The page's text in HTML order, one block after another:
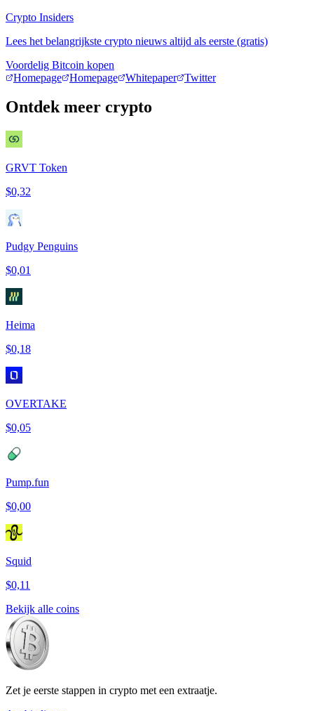
Crypto Insiders
Lees het belangrijkste crypto nieuws altijd als eerste (gratis)
Voordelig Bitcoin kopen
Homepage
Homepage Whitepaper Twitter
Ontdek meer crypto
GRVT Token
$0,32
Pudgy Penguins
$0,01
Heima
$0,18
OVERTAKE
$0,05
Pump.fun
$0,00
Squid
$0,11
Bekijk alle coins
Zet je eerste stappen in crypto met een extraatje.